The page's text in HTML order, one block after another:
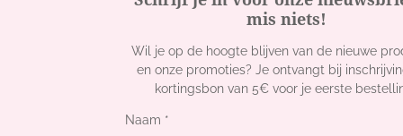
mis niets!
Wil je op de hoogte blijven van de nieuwe
en onze promoties? Je ontvangt bij
kortingsbon van 5€ voor je eerste
Naam *